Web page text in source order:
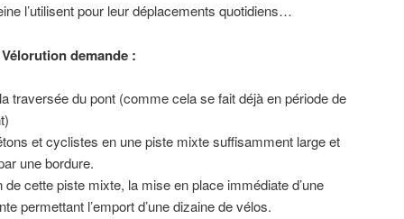
l’utilisent pour leur déplacements quotidiens…
demande :
traversée du pont (comme cela se fait déjà en période de
et cyclistes en une piste mixte suffisamment large et
une bordure.
cette piste mixte, la mise en place immédiate d’une
permettant l’emport d’une dizaine de vélos.